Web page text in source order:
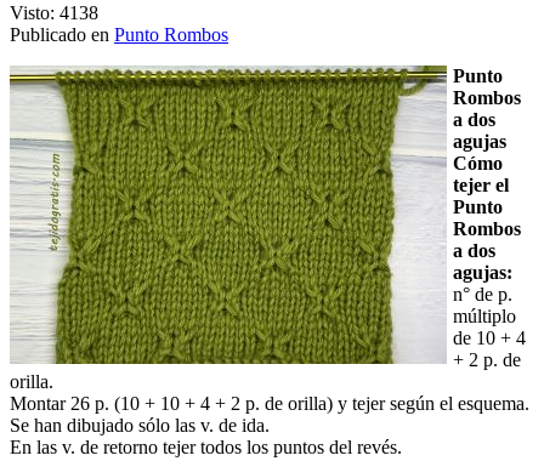
Visto: 4138
Publicado en Punto Rombos
Punto
Rombos
a dos
agujas
Cómo
tejer el
Punto
Rombos
a dos
agujas:
n° de p.
múltiplo
de 10 + 4
+ 2 p. de
orilla.
Montar 26 p. (10 + 10 + 4 + 2 p. de orilla) y tejer según el esquema.
Se han dibujado sólo las v. de ida.
En las v. de retorno tejer todos los puntos del revés.